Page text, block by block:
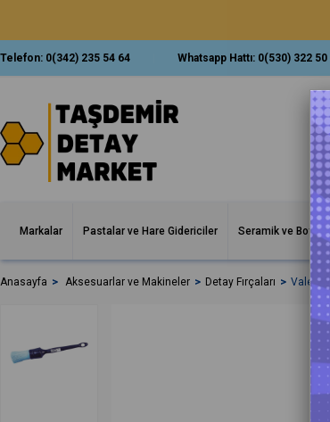
Telefon: 0(342) 235 54 64 Whatsapp Hattı: 0(530) 322 50
Markalar Pastalar ve Hare Gidericiler Seramik ve Boya
Anasayfa Aksesuarlar ve Makineler Detay Fırçaları Valet